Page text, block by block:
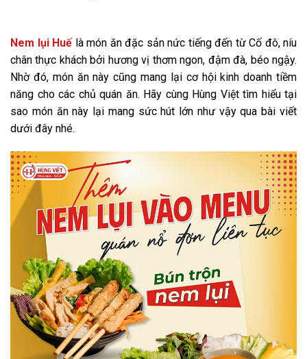
Nem lụi Huếlà món ăn đặc sản nức tiếng đến từ Cố đô, níu
chân thực khách bởi hương vị thơm ngon, đậm đà, béo ngậy.
Nhờ đó, món ăn này cũng mang lại cơ hội kinh doanh tiềm
năng cho các chủ quán ăn. Hãy cùng Hùng Việt tìm hiểu tại
sao món ăn này lại mang sức hút lớn như vậy qua bài viết
dưới đây nhé.